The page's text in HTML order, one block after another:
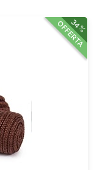
34%
OFFERTA